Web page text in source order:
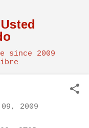
since 2009
2009